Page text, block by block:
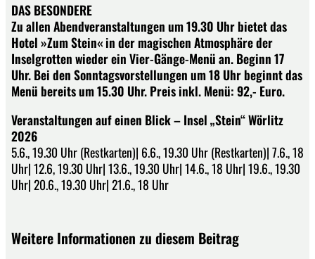
DAS BESONDERE
Zu allen Abendveranstaltungen um 19.30 Uhr bietet das
Hotel »Zum Stein« in der magischen Atmosphäre der
Inselgrotten wieder ein Vier-Gänge-Menü an. Beginn 17
Uhr. Bei den Sonntagsvorstellungen um 18 Uhr beginnt das
Menü bereits um 15.30 Uhr. Preis inkl. Menü: 92,- Euro.
Veranstaltungen auf einen Blick – Insel „Stein“ Wörlitz
2026
5.6., 19.30 Uhr (Restkarten)| 6.6., 19.30 Uhr (Restkarten)| 7.6., 18
Uhr| 12.6, 19.30 Uhr| 13.6., 19.30 Uhr| 14.6., 18 Uhr| 19.6., 19.30
Uhr| 20.6., 19.30 Uhr| 21.6., 18 Uhr
Weitere Informationen zu diesem Beitrag